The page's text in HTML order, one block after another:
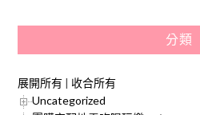
分類
展開所有 | 收合所有
Uncategorized